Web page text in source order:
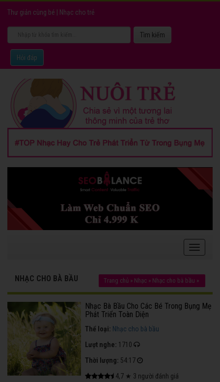
Thư giản cùng bé Nhạc cho trẻ
Hỏi đáp
NHẠC CHO BÀ BẦU Trang chủ » Nhạc » Nhạc cho bà bầu »
Nhạc Bà Bầu Cho Các Bé Trong Bụng Mẹ
Phát Triển Toàn Diện
Thể loại: Nhạc cho bà bầu
Lượt nghe: 1710
Thời lượng: 54:17
4,7 ★ 3 người đánh giá